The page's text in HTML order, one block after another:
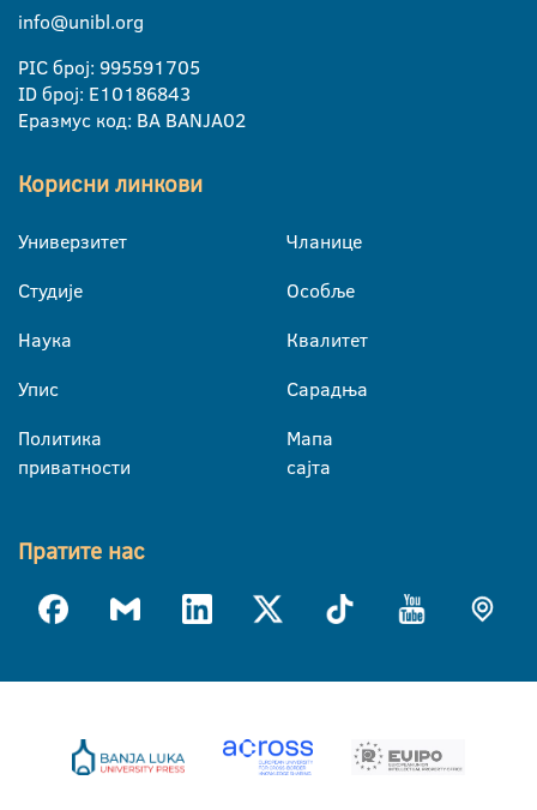
info@unibl.org
PIC број: 995591705
ID број: E10186843
Еразмус код: BA BANJA02
Корисни линкови
Универзитет
Студије
Наука
Упис
Политика
приватности
Чланице
Особље
Квалитет
Сарадња
Мапа
сајта
Пратите нас